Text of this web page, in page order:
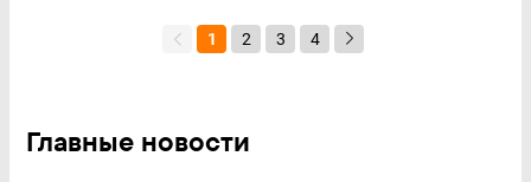
1 2 3 4
Главные новости